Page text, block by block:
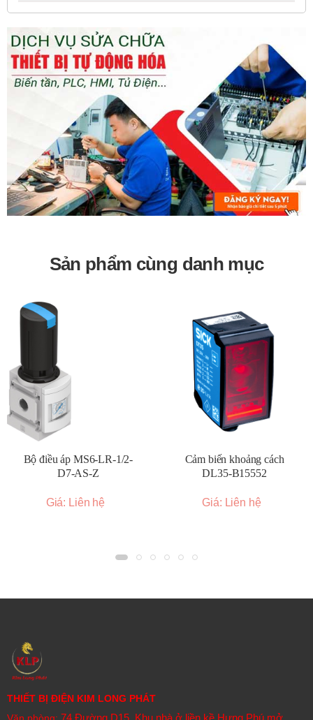
Vật liệu chất lượng cao:
Đảm bảo độ bền và tuổi thọ cao.
Ứng dụng:
Sử dụng trong các hệ thống khí nén công nghiệp.
Ứng dụng trong các ngành sản xuất, chế tạo, lắp ráp.
Sử dụng trong các hệ thống tự động hóa.
Bảo hành 12 tháng
Sản phẩm cùng danh mục
Bộ điều áp MS6-LR-1/2-
D7-AS-Z
Giá: Liên hệ
Cảm biến khoảng cách
DL35-B15552
Giá: Liên hệ
THIẾT BỊ ĐIỆN KIM LONG PHÁT
74 Đường D15, Khu nhà ở liền kề Hưng Phú mở